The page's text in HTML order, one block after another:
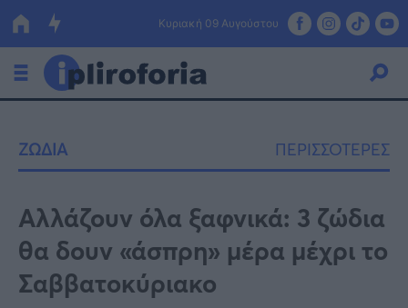
Κυριακή 09 Αυγούστου
Οικονομία
Πολιτική
Τράπεζες
Επιδοτήσεις
Κόσμος
ΖΩΔΙΑ ΠΕΡΙΣΣΟΤΕΡΕΣ
Αλλάζουν όλα ξαφνικά: 3 ζώδια
θα δουν «άσπρη» μέρα μέχρι το
Σαββατοκύριακο